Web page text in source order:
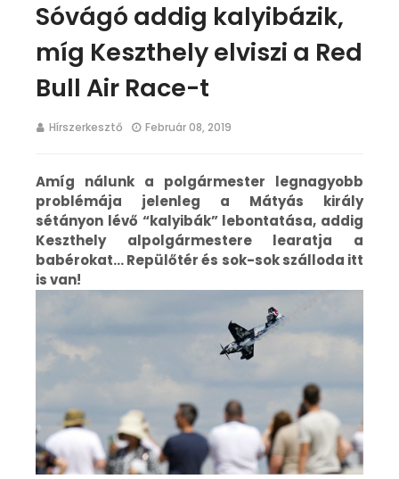
Sóvágó addig kalyibázik,
míg Keszthely elviszi a Red
Bull Air Race-t
Hírszerkesztő Február 08, 2019
Amíg nálunk a polgármester legnagyobb
problémája jelenleg a Mátyás király
sétányon lévő “kalyibák” lebontatása, addig
Keszthely alpolgármestere learatja a
babérokat... Repülőtér és sok-sok szálloda itt
is van!